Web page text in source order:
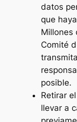
datos
que
Millones
Comité
posible.
Retirar
llevar a